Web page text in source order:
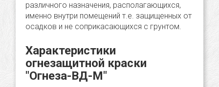
различного назначения, располагающихся,
именно внутри помещений т.е. защищенных от
осадков и не соприкасающихся с грунтом.
Характеристики
огнезащитной краски
"Огнеза-ВД-М"